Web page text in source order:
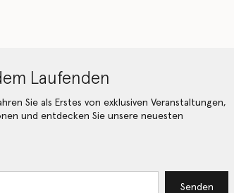
Laufenden
Sie als Erstes von exklusiven Veranstaltungen,
und entdecken Sie unsere neuesten
Senden